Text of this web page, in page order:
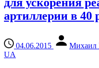
артиллерии в 40
04.06.2015
Михаил
UA